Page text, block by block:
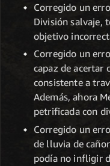
Corregido un
División salvaje,
objetivo
Corregido un
capaz de acertar
consistente a
Además, ahora
petrificada con
Corregido un
de lluvia de
podía no infligir